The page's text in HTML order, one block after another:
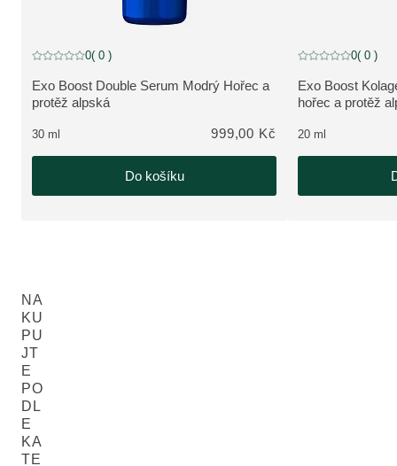
ZOBRAZIT PRODUKT:
Exo Boost Double Serum Modrý Hořec a
protěž alpská
Aktuální hodnocení: 0 z 5 hvězdiček hodnoceno 0 zákazníky
0( 0 )
30 ml 999,00 Kč
Do košíku
ZOBRAZIT
Exo Boost
hořec a protěž
Aktuální 0( 0 )
20 ml
NA
KU
PU
JT
E
PO
DL
E
KA
TE